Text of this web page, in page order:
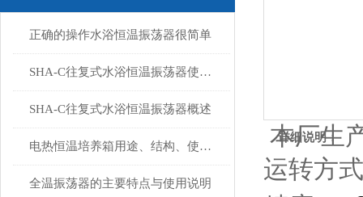
正确的操作水浴恒温振荡器很简单
SHA-C往复式水浴恒温振荡器使用须知
SHA-C往复式水浴恒温振荡器概述
电热恒温培养箱用途、结构、使用说明及安装维护
全温振荡器的主要特点与使用说明
详细说明：
本厂生
运转方